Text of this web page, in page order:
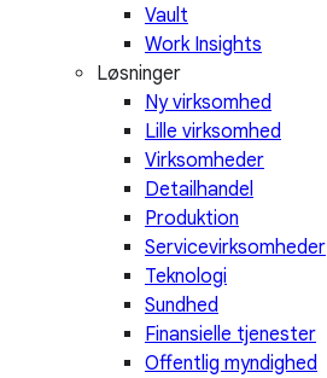
Vault
Work Insights
Løsninger
Ny virksomhed
Lille virksomhed
Virksomheder
Detailhandel
Produktion
Servicevirksomheder
Teknologi
Sundhed
Finansielle tjenester
Offentlig myndighed